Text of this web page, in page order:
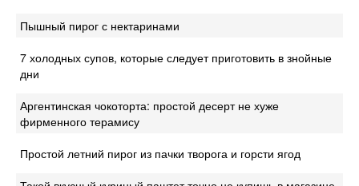
Пышный пирог с нектаринами
7 холодных супов, которые следует приготовить в знойные
дни
Аргентинская чокоторта: простой десерт не хуже
фирменного терамису
Простой летний пирог из пачки творога и горсти ягод